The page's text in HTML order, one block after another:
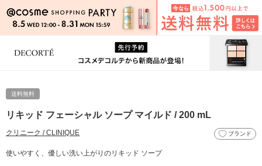
送料無料
リキッド フェーシャル ソープ マイルド / 200 mL
クリニーク / CLINIQUE ブランド
使いやすく、優しい洗い上がりのリキッド ソープ